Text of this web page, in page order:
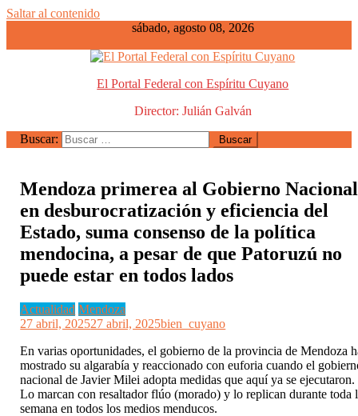
Saltar al contenido
sábado, agosto 08, 2026
El Portal Federal con Espíritu Cuyano
Director: Julián Galván
Buscar:
Mendoza primerea al Gobierno Nacional
en desburocratización y eficiencia del
Estado, suma consenso de la política
mendocina, a pesar de que Patoruzú no
puede estar en todos lados
Actualidad Mendoza
27 abril, 202527 abril, 2025bien_cuyano
En varias oportunidades, el gobierno de la provincia de Mendoza
mostrado su algarabía y reaccionado con euforia cuando el
nacional de Javier Milei adopta medidas que aquí ya se ejecutaron.
Lo marcan con resaltador flúo (morado) y lo replican durante toda
semana en todos los medios menducos.